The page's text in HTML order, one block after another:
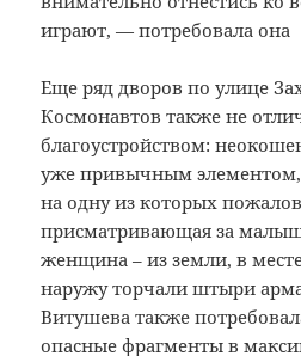
играют, — потребовала она
Еще ряд дворов по улице
Космонавтов также не
благоустройством:
уже привычным элементом,
на одну из которых
присматривающая за
женщина – из земли, в
наружу торчали штыри
Витушева также
опасные фрагменты в